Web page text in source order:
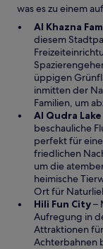
e
f
f
t
was es zu einem
Al Khazna
diesem
üppigen
inmitten der
Familien, um
Al Qudra Lake
i
i
i
beschauliche
perfekt für
friedlichen
um die
heimische
Ort für
Hili Fun CityW
i
r
d
–
Aufregung in
Attraktionen
Achterbahnen